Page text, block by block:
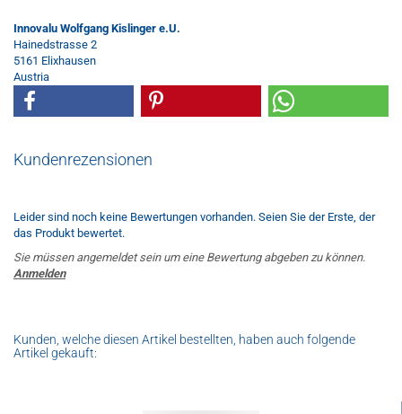
Innovalu Wolfgang Kislinger e.U.
Hainedstrasse 2
5161 Elixhausen
Austria
Kundenrezensionen
Leider sind noch keine Bewertungen vorhanden. Seien Sie der Erste, der
das Produkt bewertet.
Sie müssen angemeldet sein um eine Bewertung abgeben zu können.
Anmelden
Kunden, welche diesen Artikel bestellten, haben auch folgende
Artikel gekauft: